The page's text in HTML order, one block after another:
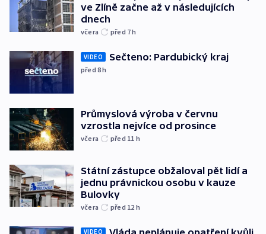
ve Zlíně začne až v následujících
dnech
včera před 7h
VIDEO Sečteno: Pardubický kraj
před 8h
Průmyslová výroba v červnu
vzrostla nejvíce od prosince
včera před 11 h
Státní zástupce obžaloval pět lidí a
jednu právnickou osobu v kauze
Bulovky
včera před 12 h
VIDEO